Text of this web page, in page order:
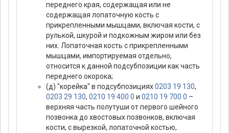
переднего края, содержащая или не
содержащая лопаточную кость с
прикрепленными мышцами, включая кости, с
рулькой, шкурой и подкожным жиром или без
них. Лопаточная кость с прикрепленными
мышцами, импортируемая отдельно,
относится к данной подсубпозиции как часть
переднего окорока;
(д) "корейка" в подсубпозициях0203 19 130,
0203 29 130, 0210 19 400 0 и 0210 19 700 0 –
верхняя часть полутуши от первого шейного
позвонка до хвостовых позвонков, включая
кости, с вырезкой, лопаточной костью,